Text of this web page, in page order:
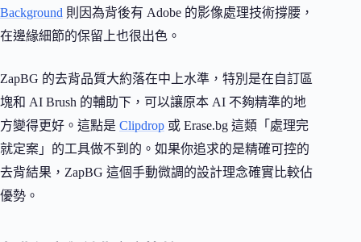
Background 則因為背後有 Adobe 的影像處理技術撐腰，
在邊緣細節的保留上也很出色。
ZapBG 的去背品質大約落在中上水準，特別是在自訂區
塊和 AI Brush 的輔助下，可以讓原本 AI 不夠精準的地
方變得更好。這點是 Clipdrop 或 Erase.bg 這類「處理完
就定案」的工具做不到的。如果你追求的是精確可控的
去背結果，ZapBG 這個手動微調的設計理念確實比較佔
優勢。